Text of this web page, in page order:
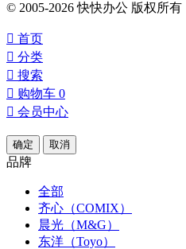
© 2005-2026 快快办公 版权所有
 首页
 分类
 搜索
 购物车 0
 会员中心
确定 取消
品牌
全部
齐心（COMIX）
晨光（M&G）
东洋（Toyo）